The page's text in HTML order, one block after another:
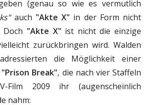
(genau so wie es vermutlich
auch "Akte X" in der Form nicht
Doch "Akte X" ist nicht die einzige
zurückbringen wird. Walden
die Möglichkeit einer
"Prison Break", die nach vier Staffeln
Film 2009 ihr (augenscheinlich
nahm: